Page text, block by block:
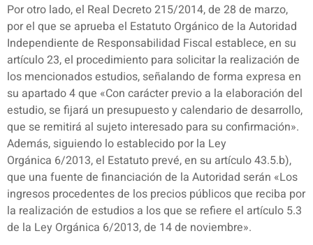
Por otro lado, el Real Decreto 215/2014, de 28 de marzo,
por el que se aprueba el Estatuto Orgánico de la Autoridad
Independiente de Responsabilidad Fiscal establece, en su
artículo 23, el procedimiento para solicitar la realización de
los mencionados estudios, señalando de forma expresa en
su apartado 4 que «Con carácter previo a la elaboración del
estudio, se fijará un presupuesto y calendario de desarrollo,
que se remitirá al sujeto interesado para su confirmación».
Además, siguiendo lo establecido por la Ley
Orgánica 6/2013, el Estatuto prevé, en su artículo 43.5.b),
que una fuente de financiación de la Autoridad serán «Los
ingresos procedentes de los precios públicos que reciba por
la realización de estudios a los que se refiere el artículo 5.3
de la Ley Orgánica 6/2013, de 14 de noviembre».